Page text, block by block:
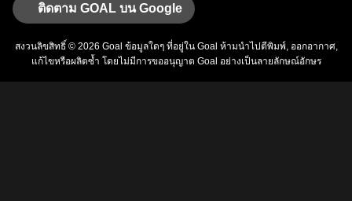
ติดตาม GOAL บน Google
สงวนลิขสิทธิ์ © 2026 Goal ข้อมูลใดๆ ที่อยู่ใน Goal ห้ามนำไปตีพิมพ์, ออกอากาศ,
แก้ไขหรือผลิตซ้ำ โดยไม่มีการขออนุญาต Goal อย่างเป็นลายลักษณ์อักษร